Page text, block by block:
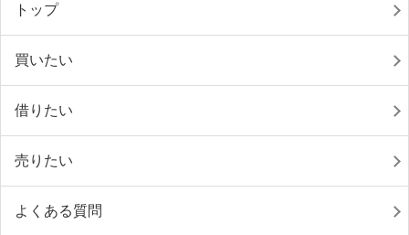
トップ
買いたい
借りたい
売りたい
よくある質問